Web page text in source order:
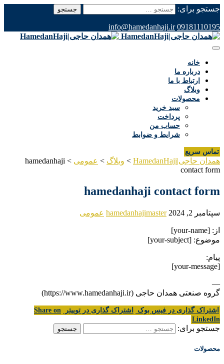
جستجو برای:
09181110195
info@hamedanhaji.ir
خانه
درباره ما
ارتباط با ما
وبلاگ
محصولات
سبد خرید
پرداخت
حساب من
شرایط و ضوابط
تماس سریع
همدان حاجی|HamedanHaji > وبلاگ > عمومی >
hamedanhaji
contact form
hamedanhaji contact form
سپتامبر 2, 2024 hamedanhajimaster عمومی
از: [your-name]
موضوع: [your-subject]
پیام:
[your-message]
—
گروه صنعتی همدان حاجی (https://www.hamedanhaji.ir)
اشتراک گذاری در فیس بوک اشتراک گذاری در توییتر
Share on
LinkedIn
جستجو برای:
محصولات